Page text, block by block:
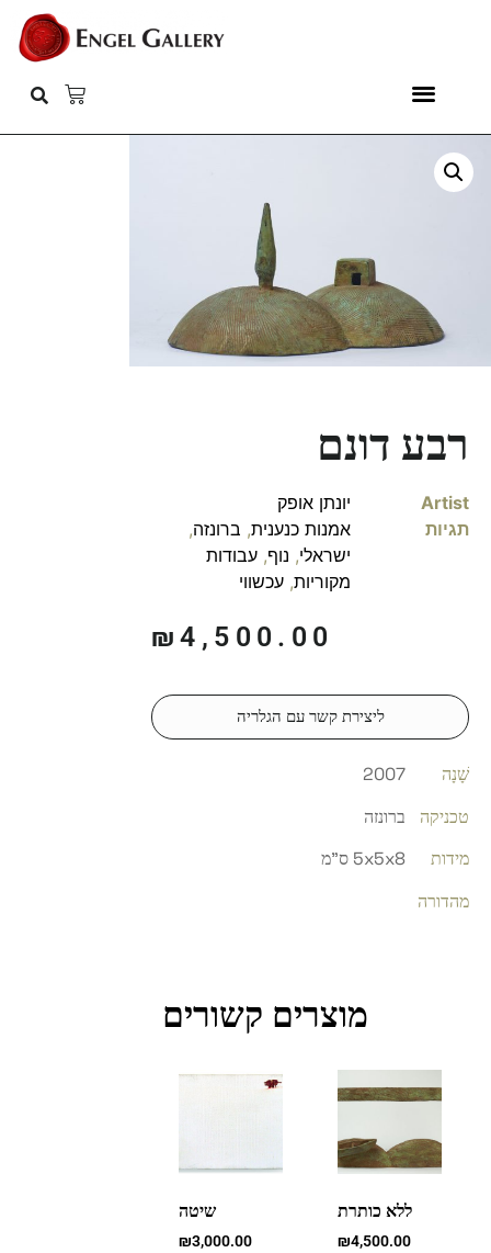
רבע דונם
Artist
יונתן אופק
תגיות
אמנות כנענית, ברונזה,
ישראלי, נוף, עבודות
מקוריות, עכשווי
₪4,500.00
ליצירת קשר עם הגלריה
שָׁנָה
2007
טכניקה
ברונזה
מידות
5x5x8 ס"מ
מהדורה
מוצרים קשורים
ללא כותרת
₪4,500.00
שיטה
₪3,000.00